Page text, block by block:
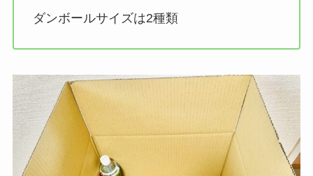
ダンボールサイズは2種類